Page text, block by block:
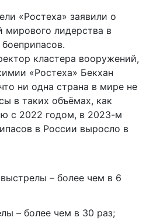
«Ростеха» заявили о
мирового лидерства в
кластера вооружений,
«Ростеха» Бекхан
ни одна страна в мире не
в таких объёмах, как
с 2022 годом, в 2023-м
в России выросло в
– более чем в 6
– более чем в 30 раз;